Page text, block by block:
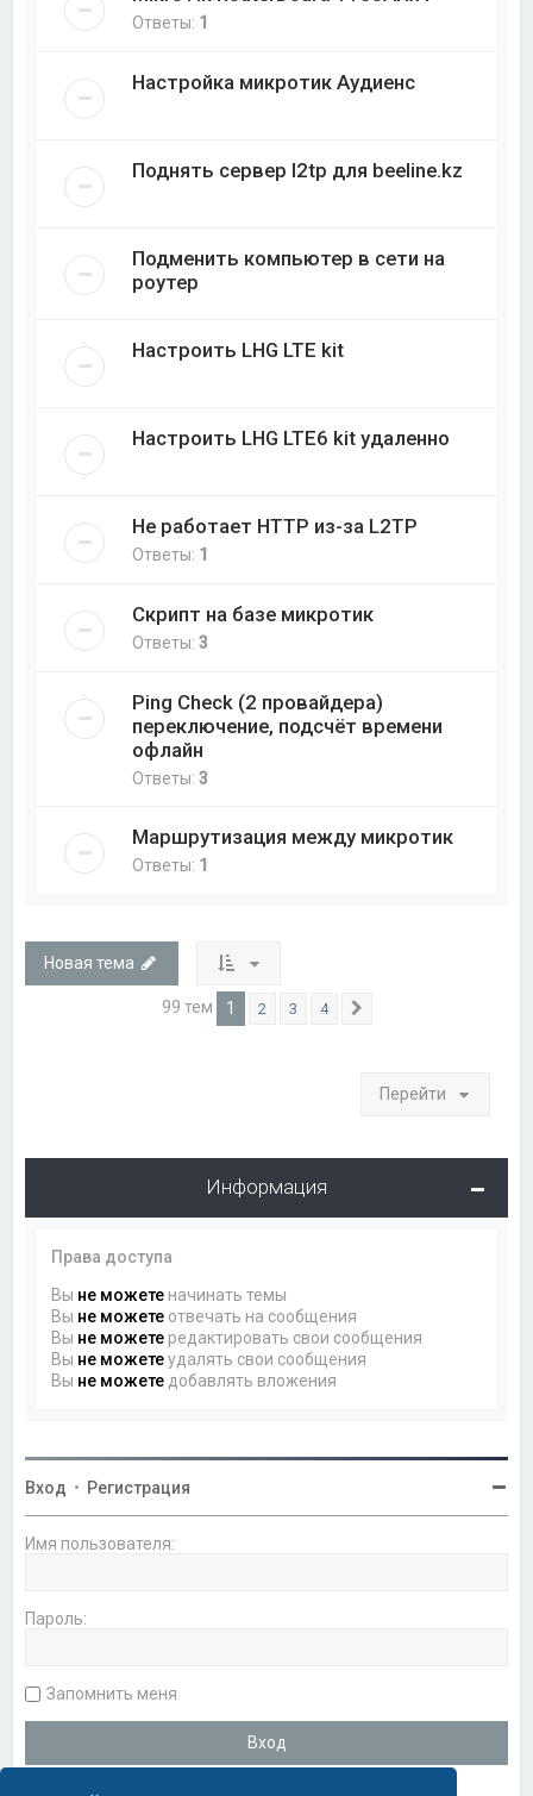
Ответы: 1
Настройка микротик Аудиенс
Поднять сервер l2tp для beeline.kz
Подменить компьютер в сети на
роутер
Настроить LHG LTE kit
Настроить LHG LTE6 kit удаленно
Не работает HTTP из-за L2TP
Ответы: 1
Скрипт на базе микротик
Ответы:3
Ping Check (2 провайдера)
переключение, подсчёт времени
офлайн
Ответы:3
Маршрутизация между микротик
Ответы: 1
Новая тема
99 тем 1 2 3 4
Перейти
Информация
Права доступа
Вы не можете начинать темы
Вы не можете отвечать на сообщения
Вы не можете редактировать свои сообщения
Вы не можетеудалять свои сообщения
Вы не можете добавлять вложения
Вход • Регистрация
Имя пользователя:
Пароль:
Запомнить меня